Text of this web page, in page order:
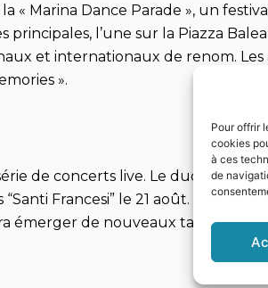
Pour offrir
cookies
à ces
de
« Marina Dance Parade », un
l’une sur la Piazza
et internationaux de renom.
».
de concerts live. Le duo “
Francesi” le 21 août. Le 20
émerger de nouveaux talents